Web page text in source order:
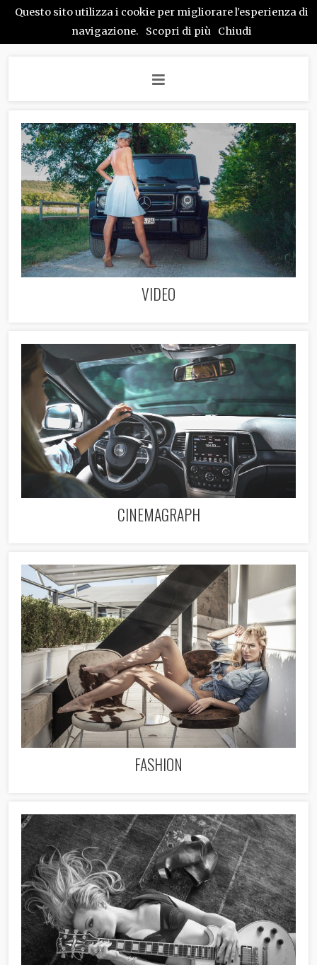
VIDEO
CINEMAGRAPH
FASHION
Questo sito utilizza i cookie per migliorare l'esperienza di
navigazione.
Scopri di più Chiudi